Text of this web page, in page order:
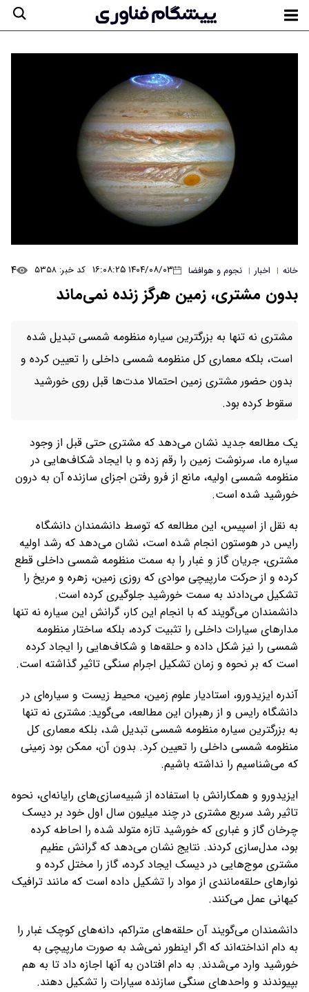
خانه | اخبار | نجوم و هوافضا ۱۴۰۴/۰۸/۰۳ ۱۶:۰۸:۲۵ کد خبر: ۵۳۵۸ ۴
بدون مشتری، زمین هرگز زنده نمی‌ماند
مشتری نه تنها به بزرگترین سیاره منظومه شمسی تبدیل شده
است، بلکه معماری کل منظومه شمسی داخلی را تعیین کرده و
بدون حضور مشتری زمین احتمالا مدت‌ها قبل روی خورشید
سقوط کرده بود.
یک مطالعه جدید نشان می‌دهد که مشتری حتی قبل از وجود
سیاره ما، سرنوشت زمین را رقم زده و با ایجاد شکاف‌هایی در
منظومه شمسی اولیه، مانع از فرو رفتن اجزای سازنده آن به درون
خورشید شده است.
به نقل از اسپیس، این مطالعه که توسط دانشمندان دانشگاه
رایس در هوستون انجام شده است، نشان می‌دهد که رشد اولیه
مشتری، جریان گاز و غبار را به سمت منظومه شمسی داخلی قطع
کرده و از حرکت مارپیچی موادی که روزی زمین، زهره و مریخ را
تشکیل می‌دادند به سمت خورشید جلوگیری کرده است.
دانشمندان می‌گویند که با انجام این کار، گرانش این سیاره نه تنها
مدارهای سیارات داخلی را تثبیت کرده، بلکه ساختار منظومه
شمسی را نیز شکل داده و حلقه‌ها و شکاف‌هایی را ایجاد کرده
است که بر نحوه و زمان تشکیل اجرام سنگی تاثیر گذاشته است.
آندره ایزیدورو، استادیار علوم زمین، محیط زیست و سیاره‌ای در
دانشگاه رایس و از رهبران این مطالعه، می‌گوید: مشتری نه تنها
به بزرگترین سیاره منظومه شمسی تبدیل شد، بلکه معماری کل
منظومه شمسی داخلی را تعیین کرد. بدون آن، ممکن بود زمینی
که می‌شناسیم را نداشته باشیم.
ایزیدورو و همکارانش با استفاده از شبیه‌سازی‌های رایانه‌ای، نحوه
تاثیر رشد سریع مشتری در چند میلیون سال اول خود بر دیسک
چرخان گاز و غباری که خورشید تازه متولد شده را احاطه کرده
بود، مدل‌سازی کردند. نتایج نشان می‌دهد که گرانش عظیم
مشتری موج‌هایی در دیسک ایجاد کرده، گاز را مختل کرده و
نوارهای حلقه‌مانندی از مواد را تشکیل داده است که مانند ترافیک
کیهانی عمل می‌کنند.
دانشمندان می‌گویند آن حلقه‌های متراکم، دانه‌های کوچک غبار را
به دام انداخته‌اند که اگر اینطور نمی‌شد به صورت مارپیچی به
خورشید وارد می‌شدند. به دام افتادن به آنها اجازه داد تا به هم
بپیوندند و واحدهای سنگی سازنده سیارات را تشکیل دهند.